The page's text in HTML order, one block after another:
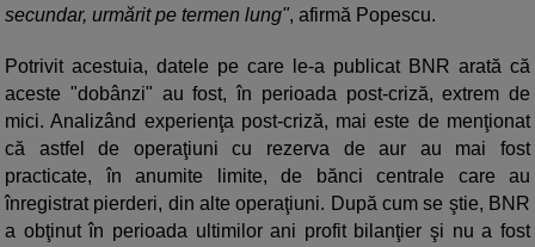
secundar, urmărit pe termen lung", afirmă Popescu.
Potrivit acestuia, datele pe care le-a publicat BNR arată că
aceste "dobânzi" au fost, în perioada post-criză, extrem de
mici. Analizând experienţa post-criză, mai este de menţionat
că astfel de operaţiuni cu rezerva de aur au mai fost
practicate, în anumite limite, de bănci centrale care au
înregistrat pierderi, din alte operaţiuni. După cum se ştie, BNR
a obţinut în perioada ultimilor ani profit bilanţier şi nu a fost